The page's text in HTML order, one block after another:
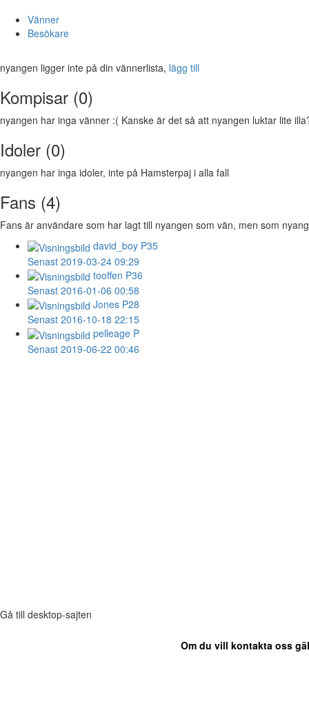
Vänner
Besökare
nyangen ligger inte på din vännerlista, lägg till
Kompisar (0)
nyangen har inga vänner :( Kanske är det så att nyangen luktar lite
Idoler (0)
nyangen har inga idoler, inte på Hamsterpaj i alla fall
Fans (4)
Fans är användare som har lagt till nyangen som vän, men som
david_boy P35
Senast 2019-03-24 09:29
tooffen P36
Senast 2016-01-06 00:58
Jones P28
Senast 2016-10-18 22:15
pelleage P
Senast 2019-06-22 00:46
Gå till desktop-sajten
Om du vill kontakta oss